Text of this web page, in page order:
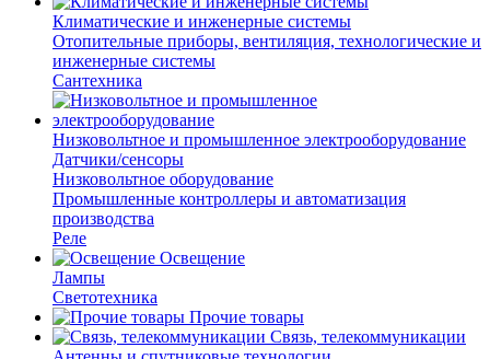
Климатические и инженерные системы
Отопительные приборы, вентиляция, технологические и
инженерные системы
Сантехника
Низковольтное и промышленное электрооборудование
Датчики/сенсоры
Низковольтное оборудование
Промышленные контроллеры и автоматизация
производства
Реле
Освещение
Лампы
Светотехника
Прочие товары
Связь, телекоммуникации